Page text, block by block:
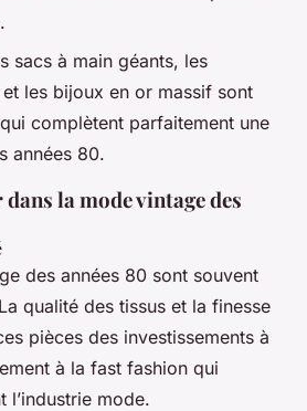
sacs à main géants, les
les bijoux en or massif sont
complètent parfaitement une
années 80.
la mode vintage des
des années 80 sont souvent
qualité des tissus et la finesse
pièces des investissements à
à la fast fashion qui
l’industrie mode.